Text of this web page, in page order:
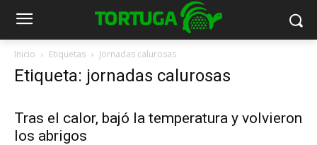
Inicio Etiquetas Jornadas calurosas
Etiqueta: jornadas calurosas
Tras el calor, bajó la temperatura y volvieron
los abrigos